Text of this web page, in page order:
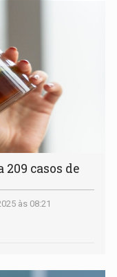
209 casos de
às 08:21